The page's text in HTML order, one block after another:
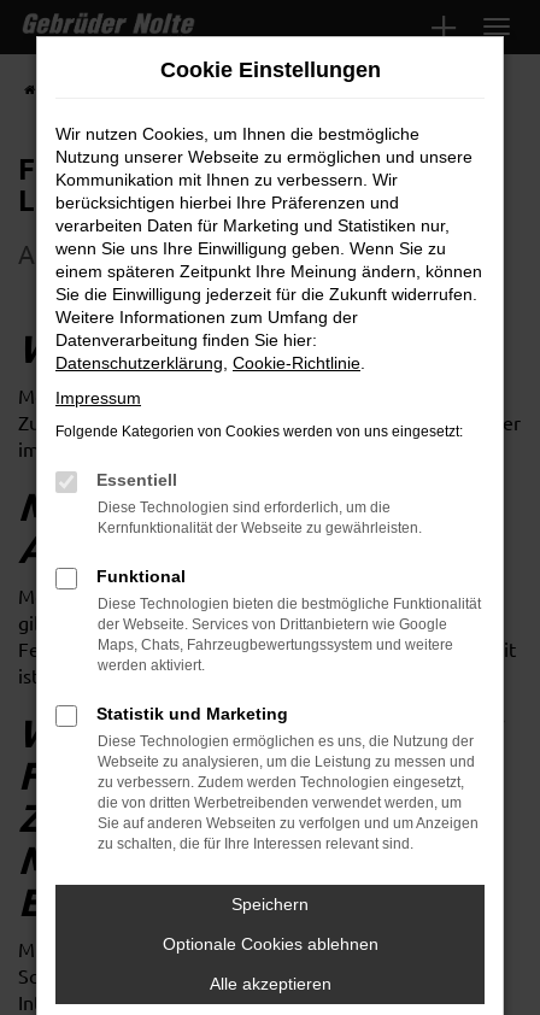
Zum
Hauptinhalt
springen
Fehlersuche ist meine
Lieblingsarbeit
Ausbildung zum Kfz-Mechatroniker
WER BIN ICH?
Mein Name ist Mustafa Özkol und ich bin 20 Jahre alt.
Zurzeit mache ich eine Ausbildung zum Kfz-Mechatroniker
im zweiten Lehrjahr bei Gebrüder Nolte in Schwerte.
MEIN ALLTAG IM
AUTOHAUS
Mein Alltag im Autohaus ist vielfältig und spannend. Es
gibt immer viel zu tun: Inspektionen, Räderwechsel oder
Fehlersuche, wobei die Fehlersuche meine Lieblingsarbeit
ist.
WARUM HABEN SIE SICH
FÜR EINE AUSBILDUNG
ZUM KFZ-
MECHATRONIKER
ENTSCHIEDEN?
Mir war seitdem ich ein Jugendlicher war klar "Ich muss
Schrauben". Da ich handwerklich begabt bin und großes
Interesse zu Autos und Rennsport habe, war die
Cookie Einstellungen
Wir nutzen Cookies, um Ihnen die bestmögliche
Nutzung unserer Webseite zu ermöglichen und unsere
Kommunikation mit Ihnen zu verbessern. Wir
berücksichtigen hierbei Ihre Präferenzen und
verarbeiten Daten für Marketing und Statistiken nur,
wenn Sie uns Ihre Einwilligung geben. Wenn Sie zu
einem späteren Zeitpunkt Ihre Meinung ändern, können
Sie die Einwilligung jederzeit für die Zukunft widerrufen.
Weitere Informationen zum Umfang der
Datenverarbeitung finden Sie hier:
Datenschutzerklärung Cookie-Richtlinie
Impressum
Folgende Kategorien von Cookies werden von uns eingesetzt:
Essentiell
Diese Technologien sind erforderlich, um die
Kernfunktionalität der Webseite zu gewährleisten.
Funktional
Diese Technologien bieten die bestmögliche Funktionalität
der Webseite. Services von Drittanbietern wie Google
Maps, Chats, Fahrzeugbewertungssystem und weitere
werden aktiviert.
Statistik und Marketing
Diese Technologien ermöglichen es uns, die Nutzung der
Webseite zu analysieren, um die Leistung zu messen und
zu verbessern. Zudem werden Technologien eingesetzt,
die von dritten Werbetreibenden verwendet werden, um
Sie auf anderen Webseiten zu verfolgen und um Anzeigen
zu schalten, die für Ihre Interessen relevant sind.
Speichern
Optionale Cookies ablehnen
Alle akzeptieren